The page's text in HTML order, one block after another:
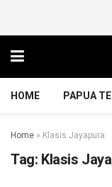
HOME PAPUA
Home » Klasis Jayapura
Tag: Klasis